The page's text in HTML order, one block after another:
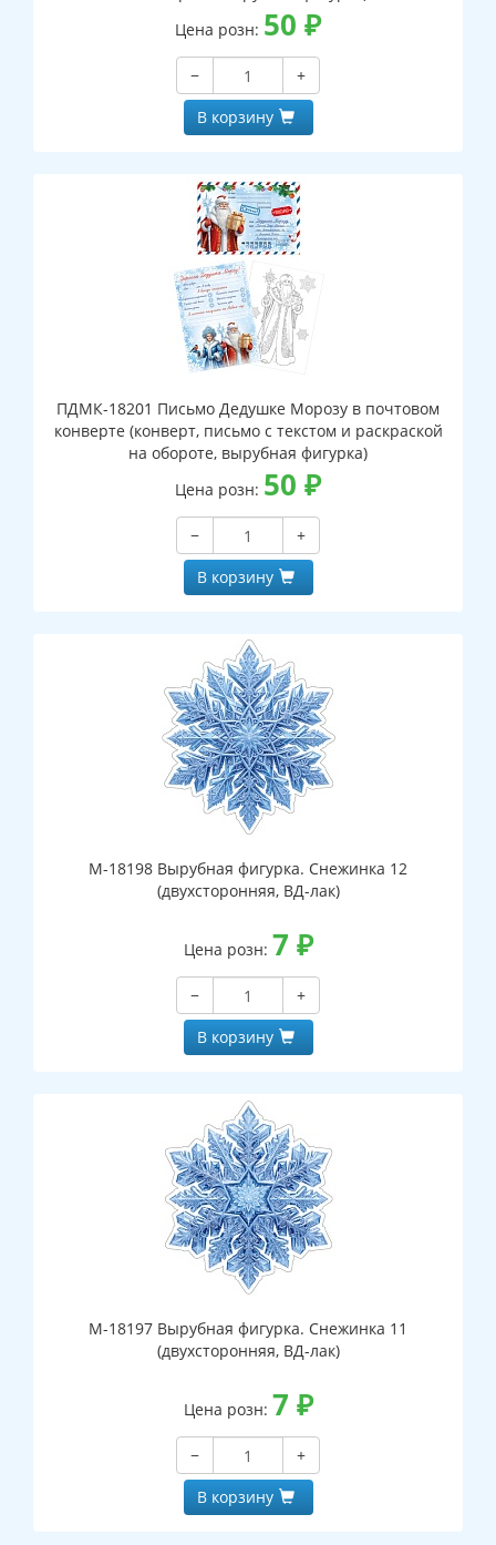
Цена розн: 50 ₽
−
+
В корзину
ПДМК-18201 Письмо Дедушке Морозу в почтовом
конверте (конверт, письмо с текстом и раскраской
на обороте, вырубная фигурка)
Цена розн: 50 ₽
−
+
В корзину
М-18198 Вырубная фигурка. Снежинка 12
(двухсторонняя, ВД-лак)
Цена розн: 7 ₽
−
+
В корзину
М-18197 Вырубная фигурка. Снежинка 11
(двухсторонняя, ВД-лак)
Цена розн: 7 ₽
−
+
В корзину